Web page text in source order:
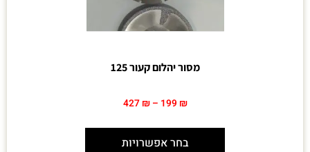
מסור יהלום קעור 125
199 ₪
–
427 ₪
בחר אפשרויות